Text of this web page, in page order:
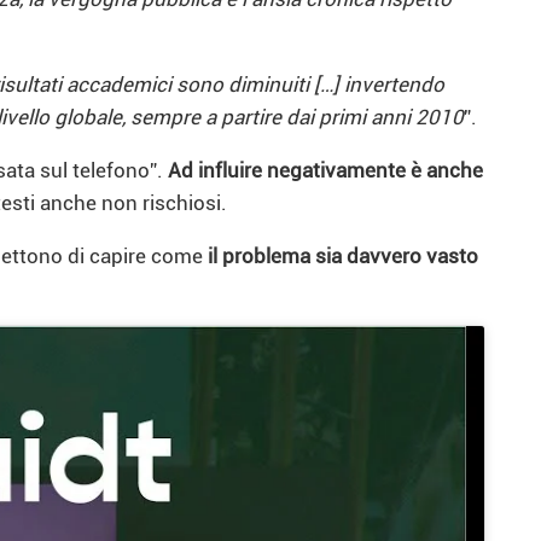
accademici sono diminuiti […] invertendo
globale, sempre a partire dai primi anni 2010”.
sul telefono”. Ad influire negativamente è anche
anche non rischiosi.
di capire come il problema sia davvero vasto